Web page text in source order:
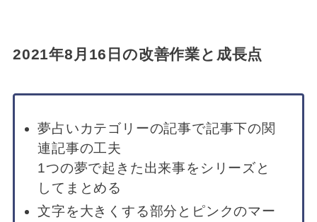
2021年8月16日の改善作業と成長点
夢占いカテゴリーの記事で記事下の関
連記事の工夫
1つの夢で起きた出来事をシリーズと
してまとめる
文字を大きくする部分とピンクのマー